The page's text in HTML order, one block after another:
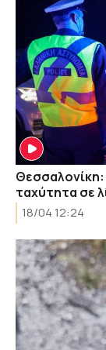
Θεσσαλονίκη:
ταχύτητα σε
18/04 12:24